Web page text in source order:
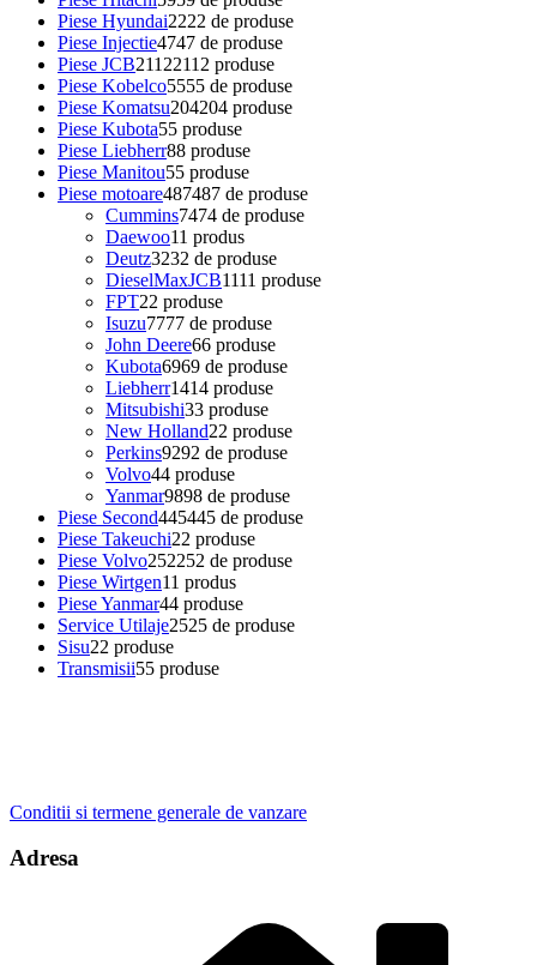
Piese Hyundai2222 de produse
Piese Injectie4747 de produse
Piese JCB21122112 produse
Piese Kobelco5555 de produse
Piese Komatsu204204 produse
Piese Kubota55 produse
Piese Liebherr88 produse
Piese Manitou55 produse
Piese motoare487487 de produse
Cummins7474 de produse
Daewoo11 produs
Deutz3232 de produse
DieselMaxJCB1111 produse
FPT22 produse
Isuzu7777 de produse
John Deere66 produse
Kubota6969 de produse
Liebherr1414 produse
Mitsubishi33 produse
New Holland22 produse
Perkins9292 de produse
Volvo44 produse
Yanmar9898 de produse
Piese Second445445 de produse
Piese Takeuchi22 produse
Piese Volvo252252 de produse
Piese Wirtgen11 produs
Piese Yanmar44 produse
Service Utilaje2525 de produse
Sisu22 produse
Transmisii55 produse
Conditii si termene generale de vanzare
Adresa